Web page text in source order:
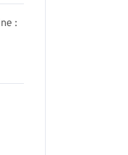
: